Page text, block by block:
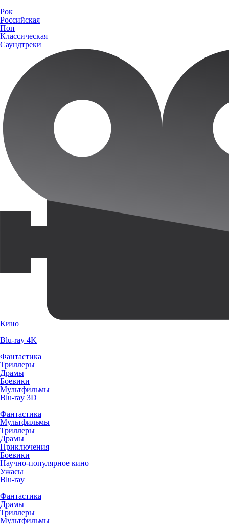
Рок
Российская
Поп
Классическая
Саундтреки
Кино
Blu-ray 4K
Фантастика
Триллеры
Драмы
Боевики
Мультфильмы
Blu-ray 3D
Фантастика
Мультфильмы
Триллеры
Драмы
Приключения
Боевики
Научно-популярное кино
Ужасы
Blu-ray
Фантастика
Драмы
Триллеры
Мультфильмы